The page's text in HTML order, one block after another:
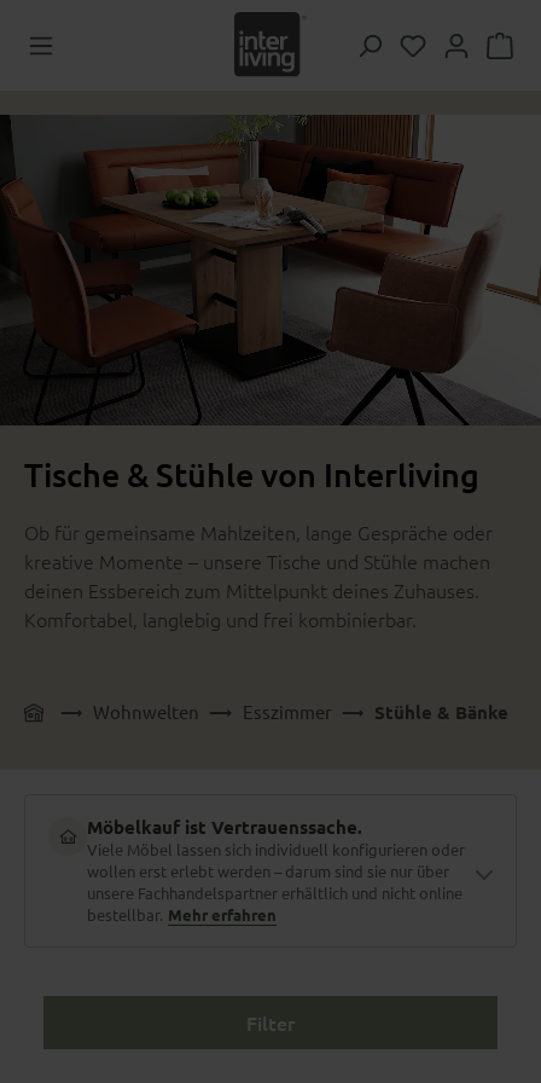
Zum Hauptinhalt springen
Du hast 0
Tische & Stühle von Interliving
Ob für gemeinsame Mahlzeiten, lange Gespräche oder
kreative Momente – unsere Tische und Stühle machen
deinen Essbereich zum Mittelpunkt deines Zuhauses.
Komfortabel, langlebig und frei kombinierbar.
Wohnwelten Esszimmer Stühle & Bänke
Möbelkauf ist Vertrauenssache.
Viele Möbel lassen sich individuell konfigurieren oder
wollen erst erlebt werden – darum sind sie nur über
unsere Fachhandelspartner erhältlich und nicht online
bestellbar. Mehr erfahren
Stoffe und Holzarten erlebt man nicht am Bildschirm. Polster
Filter